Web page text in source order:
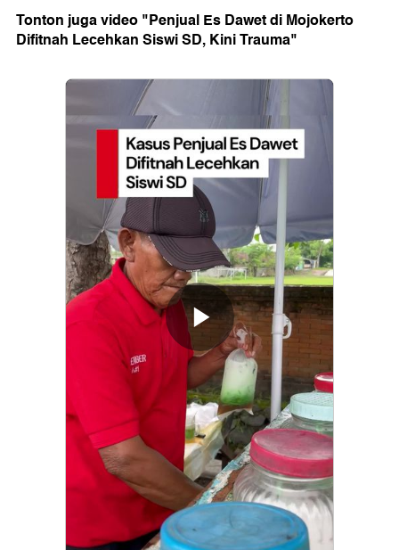
Tonton juga video "Penjual Es Dawet di Mojokerto
Difitnah Lecehkan Siswi SD, Kini Trauma"